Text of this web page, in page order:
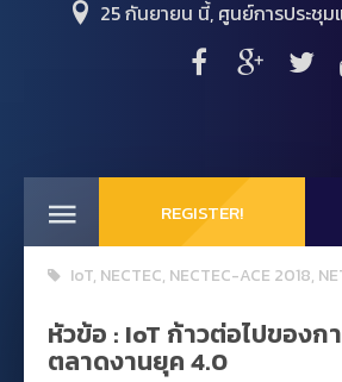
25 กันยายน นี้, ศูนย์การประชุ
REGISTER!
IoT, NECTEC, NECTEC-ACE 2018,
หัวข้อ : IoT ก้าวต่อไปของก
ตลาดงานยุค 4.0